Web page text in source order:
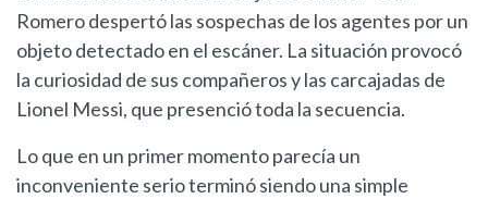
Romero despertó las sospechas de los agentes por un
objeto detectado en el escáner. La situación provocó
la curiosidad de sus compañeros y las carcajadas de
Lionel Messi, que presenció toda la secuencia.
Lo que en un primer momento parecía un
inconveniente serio terminó siendo una simple